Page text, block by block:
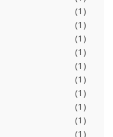
(1)
(1)
(1)
(1)
(1)
(1)
(1)
(1)
(1)
(1)